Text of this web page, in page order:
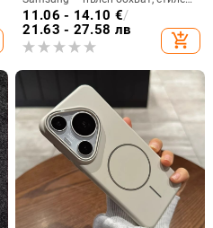
и креативен дизайн, TPU
материал, удароустойчив
11.06 - 14.10 €/
21.63 - 27.58 лв
add_shopping_cart